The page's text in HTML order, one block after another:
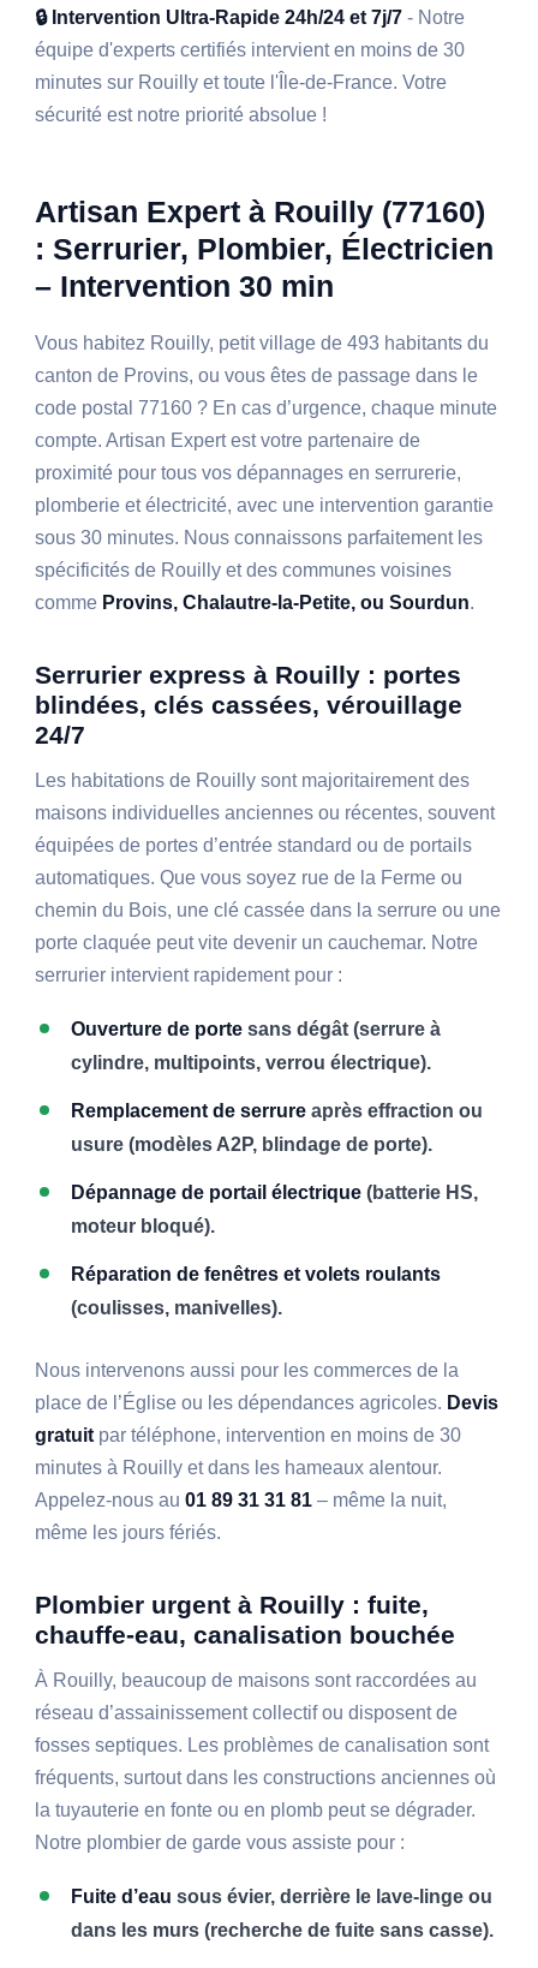
🔒 Intervention Ultra-Rapide 24h/24 et 7j/7 - Notre
équipe d'experts certifiés intervient en moins de 30
minutes sur Rouilly et toute l'Île-de-France. Votre
sécurité est notre priorité absolue !
Artisan Expert à Rouilly (77160)
: Serrurier, Plombier, Électricien
– Intervention 30 min
Vous habitez Rouilly, petit village de 493 habitants du
canton de Provins, ou vous êtes de passage dans le
code postal 77160 ? En cas d’urgence, chaque minute
compte. Artisan Expert est votre partenaire de
proximité pour tous vos dépannages en serrurerie,
plomberie et électricité, avec une intervention garantie
sous 30 minutes. Nous connaissons parfaitement les
spécificités de Rouilly et des communes voisines
comme Provins, Chalautre-la-Petite, ou Sourdun.
Serrurier express à Rouilly : portes
blindées, clés cassées, vérouillage
24/7
Les habitations de Rouilly sont majoritairement des
maisons individuelles anciennes ou récentes, souvent
équipées de portes d’entrée standard ou de portails
automatiques. Que vous soyez rue de la Ferme ou
chemin du Bois, une clé cassée dans la serrure ou une
porte claquée peut vite devenir un cauchemar. Notre
serrurier intervient rapidement pour :
Ouverture de porte sans dégât (serrure à
cylindre, multipoints, verrou électrique).
Remplacement de serrure après effraction ou
usure (modèles A2P, blindage de porte).
Dépannage de portail électrique (batterie HS,
moteur bloqué).
Réparation de fenêtres et volets roulants
(coulisses, manivelles).
Nous intervenons aussi pour les commerces de la
place de l’Église ou les dépendances agricoles. Devis
gratuitpar téléphone, intervention en moins de 30
minutes à Rouilly et dans les hameaux alentour.
Appelez-nous au01 89 31 31 81 – même la nuit,
même les jours fériés.
Plombier urgent à Rouilly : fuite,
chauffe-eau, canalisation bouchée
À Rouilly, beaucoup de maisons sont raccordées au
réseau d’assainissement collectif ou disposent de
fosses septiques. Les problèmes de canalisation sont
fréquents, surtout dans les constructions anciennes où
la tuyauterie en fonte ou en plomb peut se dégrader.
Notre plombier de garde vous assiste pour :
Fuite d’eau sous évier, derrière le lave-linge ou
dans les murs (recherche de fuite sans casse).